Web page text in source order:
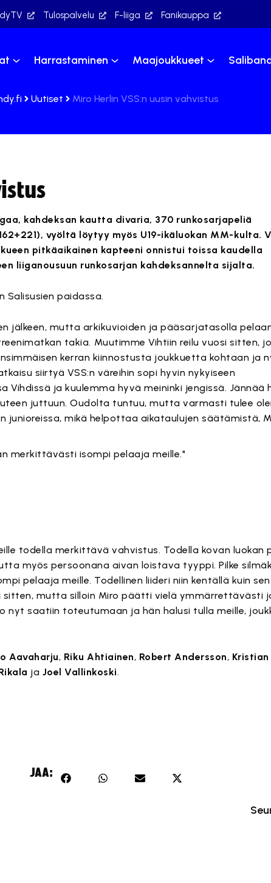
Tulospalvelu F-liiga Fanikauppa
Harrastaminen Maajoukkueet
Uutiset Miro Herlin VSS:n uusin vahvistus
kahdeksan kautta divaria, 370 runkosarjapeliä
vyöltä löytyy myös U19-ikäluokan MM-kulta.
pitkäaikainen kapteeni onnistui toissa kaudella
liiganousuun runkosarjan kahdeksannelta sijalta.
Salisusien paidassa.
jälkeen, mutta arkikuvioiden ja pääsarjatasolla
takia.⁣ Muutimme Vihtiin reilu vuosi sitten,
kerran kiinnostusta joukkuetta kohtaan ja
siirtyä VSS:n väreihin sopi hyvin nykyiseen
Vihdissä ja kuulemma hyvä meininki jengissä. Jännää
juttuun. Oudolta tuntuu, mutta varmasti tulee
junioreissa, mikä helpottaa aikataulujen säätämistä,
merkittävästi isompi pelaaja meille."
todella merkittävä vahvistus. Todella kovan luokan
myös persoonana aivan loistava tyyppi. Pilke
pelaaja meille. Todellinen liideri niin kentällä kuin sen
mutta silloin Miro päätti vielä ymmärrettävästi
nyt saatiin toteutumaan ja hän halusi tulla meille,
Aavaharju, Riku Ahtiainen, Robert Andersson, Kristian
ja Joel Vallinkoski.
JAA: